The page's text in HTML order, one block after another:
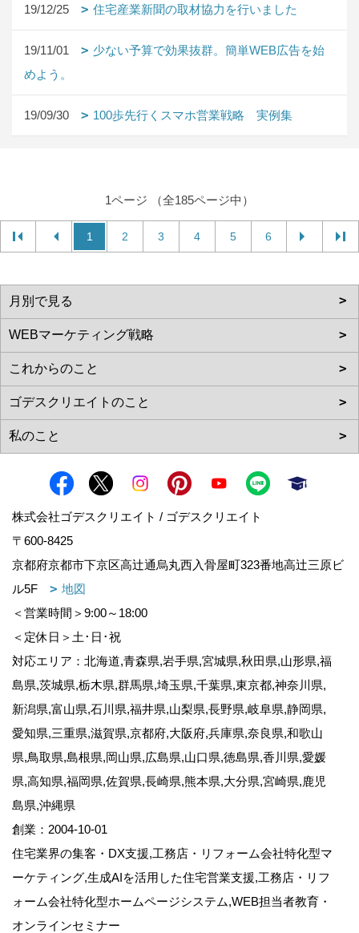
19/12/25 住宅産業新聞の取材協力を行いました
19/11/01
少ない予算で効果抜群。簡単WEB広告を始
めよう。
19/09/30 100歩先行くスマホ営業戦略 実例集
1ページ （全185ページ中）
1 2 3 4 5 6
株式会社ゴデスクリエイト / ゴデスクリエイト
〒600-8425
京都府京都市下京区高辻通烏丸西入骨屋町323番地高辻三原ビ
ル5F
地図
＜営業時間＞9:00～18:00
＜定休日＞土･日･祝
対応エリア：北海道,青森県,岩手県,宮城県,秋田県,山形県,福
島県,茨城県,栃木県,群馬県,埼玉県,千葉県,東京都,神奈川県,
新潟県,富山県,石川県,福井県,山梨県,長野県,岐阜県,静岡県,
愛知県,三重県,滋賀県,京都府,大阪府,兵庫県,奈良県,和歌山
県,鳥取県,島根県,岡山県,広島県,山口県,徳島県,香川県,愛媛
県,高知県,福岡県,佐賀県,長崎県,熊本県,大分県,宮崎県,鹿児
島県,沖縄県
創業：2004-10-01
住宅業界の集客・DX支援,工務店・リフォーム会社特化型マ
ーケティング,生成AIを活用した住宅営業支援,工務店・リフ
ォーム会社特化型ホームページシステム,WEB担当者教育・
オンラインセミナー